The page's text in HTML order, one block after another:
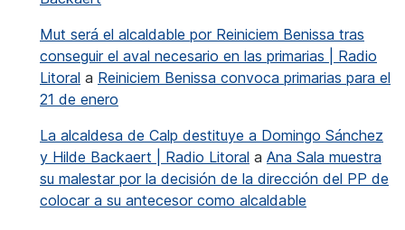
Mut será el alcaldable por Reiniciem Benissa tras
conseguir el aval necesario en las primarias | Radio
Litoral a Reiniciem Benissa convoca primarias para el
21 de enero
La alcaldesa de Calp destituye a Domingo Sánchez
y Hilde Backaert | Radio Litoral a Ana Sala muestra
su malestar por la decisión de la dirección del PP de
colocar a su antecesor como alcaldable